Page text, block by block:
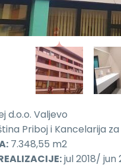
d.o.o. Valjevo
Priboj i Kancelarija
7.348,55 m2
jul 2018/ jun